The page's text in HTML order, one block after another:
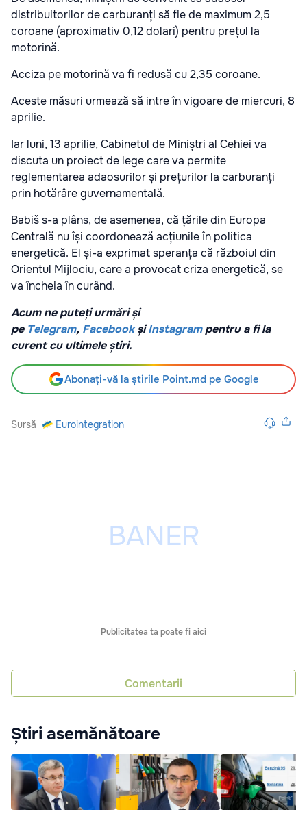
distribuitorilor de carburanți să fie de maximum 2,5
coroane (aproximativ 0,12 dolari) pentru prețul la
motorină.
Acciza pe motorină va fi redusă cu 2,35 coroane.
Aceste măsuri urmează să intre în vigoare de miercuri, 8
aprilie.
Iar luni, 13 aprilie, Cabinetul de Miniștri al Cehiei va
discuta un proiect de lege care va permite
reglementarea adaosurilor și prețurilor la carburanți
prin hotărâre guvernamentală.
Babiš s-a plâns, de asemenea, că țările din Europa
Centrală nu își coordonează acțiunile în politica
energetică. El și-a exprimat speranța că războiul din
Orientul Mijlociu, care a provocat criza energetică, se
va încheia în curând.
Acum ne puteți urmări și
pe Telegram, Facebook șiInstagrampentru a fi la
curent cu ultimele știri.
Abonați-vă la știrile Point.md pe Google
Sursă Eurointegration
Publicitatea ta poate fi aici
Comentarii
Știri asemănătoare